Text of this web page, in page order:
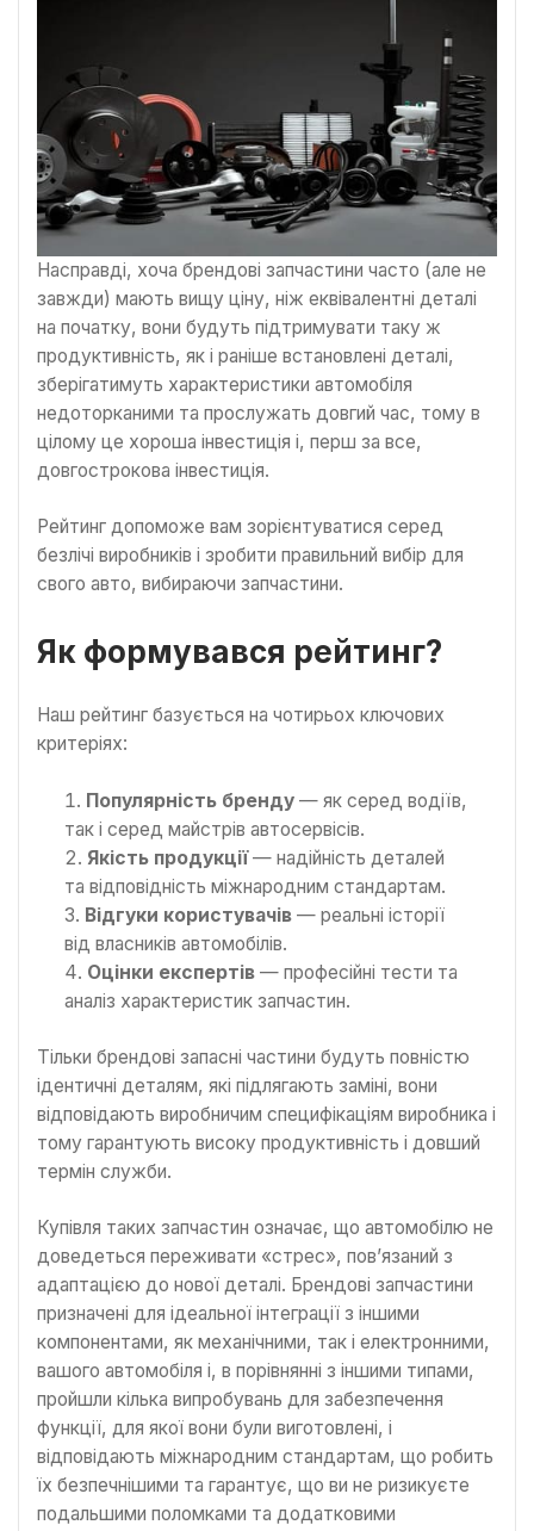
Насправді, хоча брендові запчастини часто (але не
завжди) мають вищу ціну, ніж еквівалентні деталі
на початку, вони будуть підтримувати таку ж
продуктивність, як і раніше встановлені деталі,
зберігатимуть характеристики автомобіля
недоторканими та прослужать довгий час, тому в
цілому це хороша інвестиція і, перш за все,
довгострокова інвестиція.
Рейтинг допоможе вам зорієнтуватися серед
безлічі виробників і зробити правильний вибір для
свого авто, вибираючи запчастини.
Як формувався рейтинг?
Наш рейтинг базується на чотирьох ключових
критеріях:
Популярність бренду — як серед водіїв,
так і серед майстрів автосервісів.
Якість продукції— надійність деталей
та відповідність міжнародним стандартам.
Відгуки користувачів — реальні історії
від власників автомобілів.
Оцінки експертів — професійні тести та
аналіз характеристик запчастин.
Тільки брендові запасні частини будуть повністю
ідентичні деталям, які підлягають заміні, вони
відповідають виробничим специфікаціям виробника і
тому гарантують високу продуктивність і довший
термін служби.
Купівля таких запчастин означає, що автомобілю не
доведеться переживати «стрес», пов’язаний з
адаптацією до нової деталі. Брендові запчастини
призначені для ідеальної інтеграції з іншими
компонентами, як механічними, так і електронними,
вашого автомобіля і, в порівнянні з іншими типами,
пройшли кілька випробувань для забезпечення
функції, для якої вони були виготовлені, і
відповідають міжнародним стандартам, що робить
їх безпечнішими та гарантує, що ви не ризикуєте
подальшими поломками та додатковими